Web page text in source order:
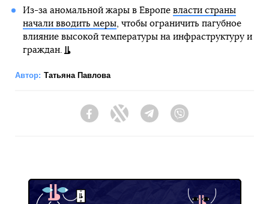
Из-за аномальной жары в Европе власти страны
начали вводить меры, чтобы ограничить пагубное
влияние высокой температуры на инфраструктуру и
граждан.
Автор: Татьяна Павлова
FacebookTwitter Telegram